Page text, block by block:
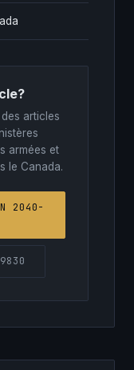
des articles
armées et
le Canada.
2040-